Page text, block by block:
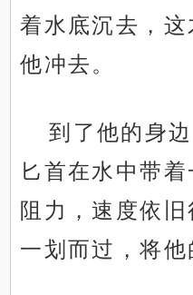
着水底沉去，
他冲去。
到了他的身
匕首在水中带
阻力，速度依
一划而过，将他